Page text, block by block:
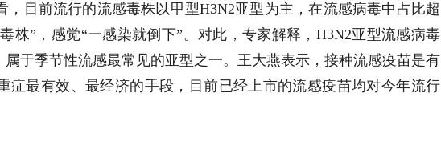
，目前流行的流感毒株以甲型H3N2亚型为主，在流感病毒中占比超
株”，感觉“一感染就倒下”。对此，专家解释，H3N2亚型流感病毒
属于季节性流感最常见的亚型之一。王大燕表示，接种流感疫苗是有
症最有效、最经济的手段，目前已经上市的流感疫苗均对今年流行